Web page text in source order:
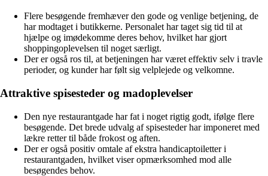
Flere besøgende fremhæver den gode og venlige betjening, de
har modtaget i butikkerne. Personalet har taget sig tid til at
hjælpe og imødekomme deres behov, hvilket har gjort
shoppingoplevelsen til noget særligt.
Der er også ros til, at betjeningen har været effektiv selv i travle
perioder, og kunder har følt sig velplejede og velkomne.
Attraktive spisesteder og madoplevelser
Den nye restaurantgade har fat i noget rigtig godt, ifølge flere
besøgende. Det brede udvalg af spisesteder har imponeret med
lækre retter til både frokost og aften.
Der er også positiv omtale af ekstra handicaptoiletter i
restaurantgaden, hvilket viser opmærksomhed mod alle
besøgendes behov.